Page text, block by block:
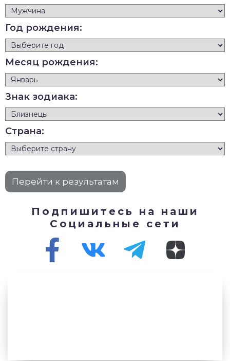
Год рождения:
Месяц рождения:
Знак зодиака:
Страна:
Подпишитесь на наши
Социальные сети